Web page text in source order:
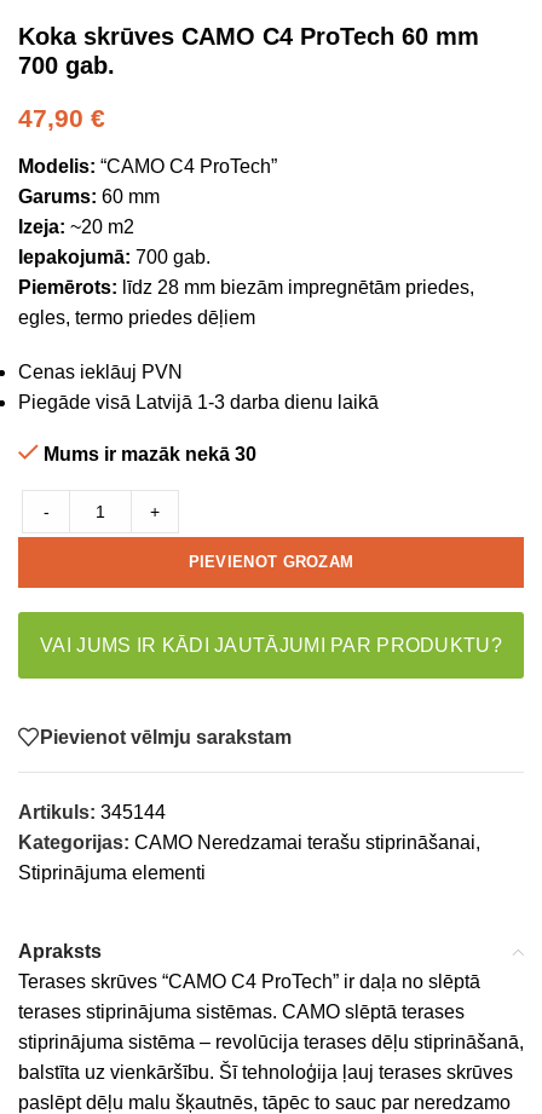
Koka skrūves CAMO C4 ProTech 60 mm
700 gab.
47,90 €
Modelis: “CAMO C4 ProTech”
Garums: 60 mm
Izeja: ~20 m2
Iepakojumā: 700 gab.
Piemērots: līdz 28 mm biezām impregnētām priedes,
egles, termo priedes dēļiem
Cenas ieklāuj PVN
Piegāde visā Latvijā 1-3 darba dienu laikā
Mums ir mazāk nekā 30
- +
PIEVIENOT GROZAM
VAI JUMS IR KĀDI JAUTĀJUMI PAR PRODUKTU?
Pievienot vēlmju sarakstam
Artikuls: 345144
Kategorijas: CAMO Neredzamai terašu stiprināšanai,
Stiprinājuma elementi
Apraksts
Terases skrūves “CAMO C4 ProTech” ir daļa no slēptā
terases stiprinājuma sistēmas. CAMO slēptā terases
stiprinājuma sistēma – revolūcija terases dēļu stiprināšanā,
balstīta uz vienkāršību. Šī tehnoloģija ļauj terases skrūves
paslēpt dēļu malu šķautnēs, tāpēc to sauc par neredzamo